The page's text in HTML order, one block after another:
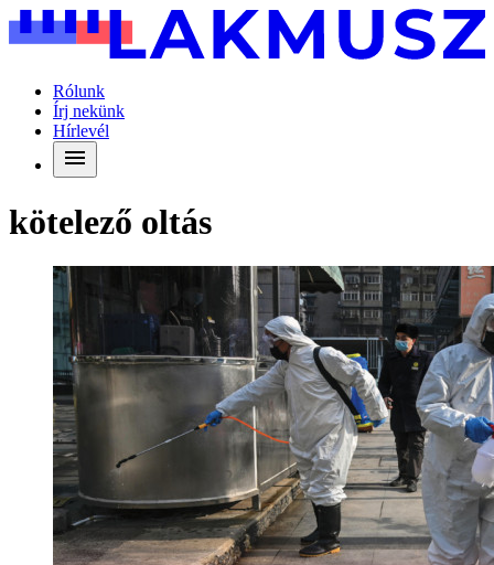
Rólunk
Írj nekünk
Hírlevél
kötelező oltás